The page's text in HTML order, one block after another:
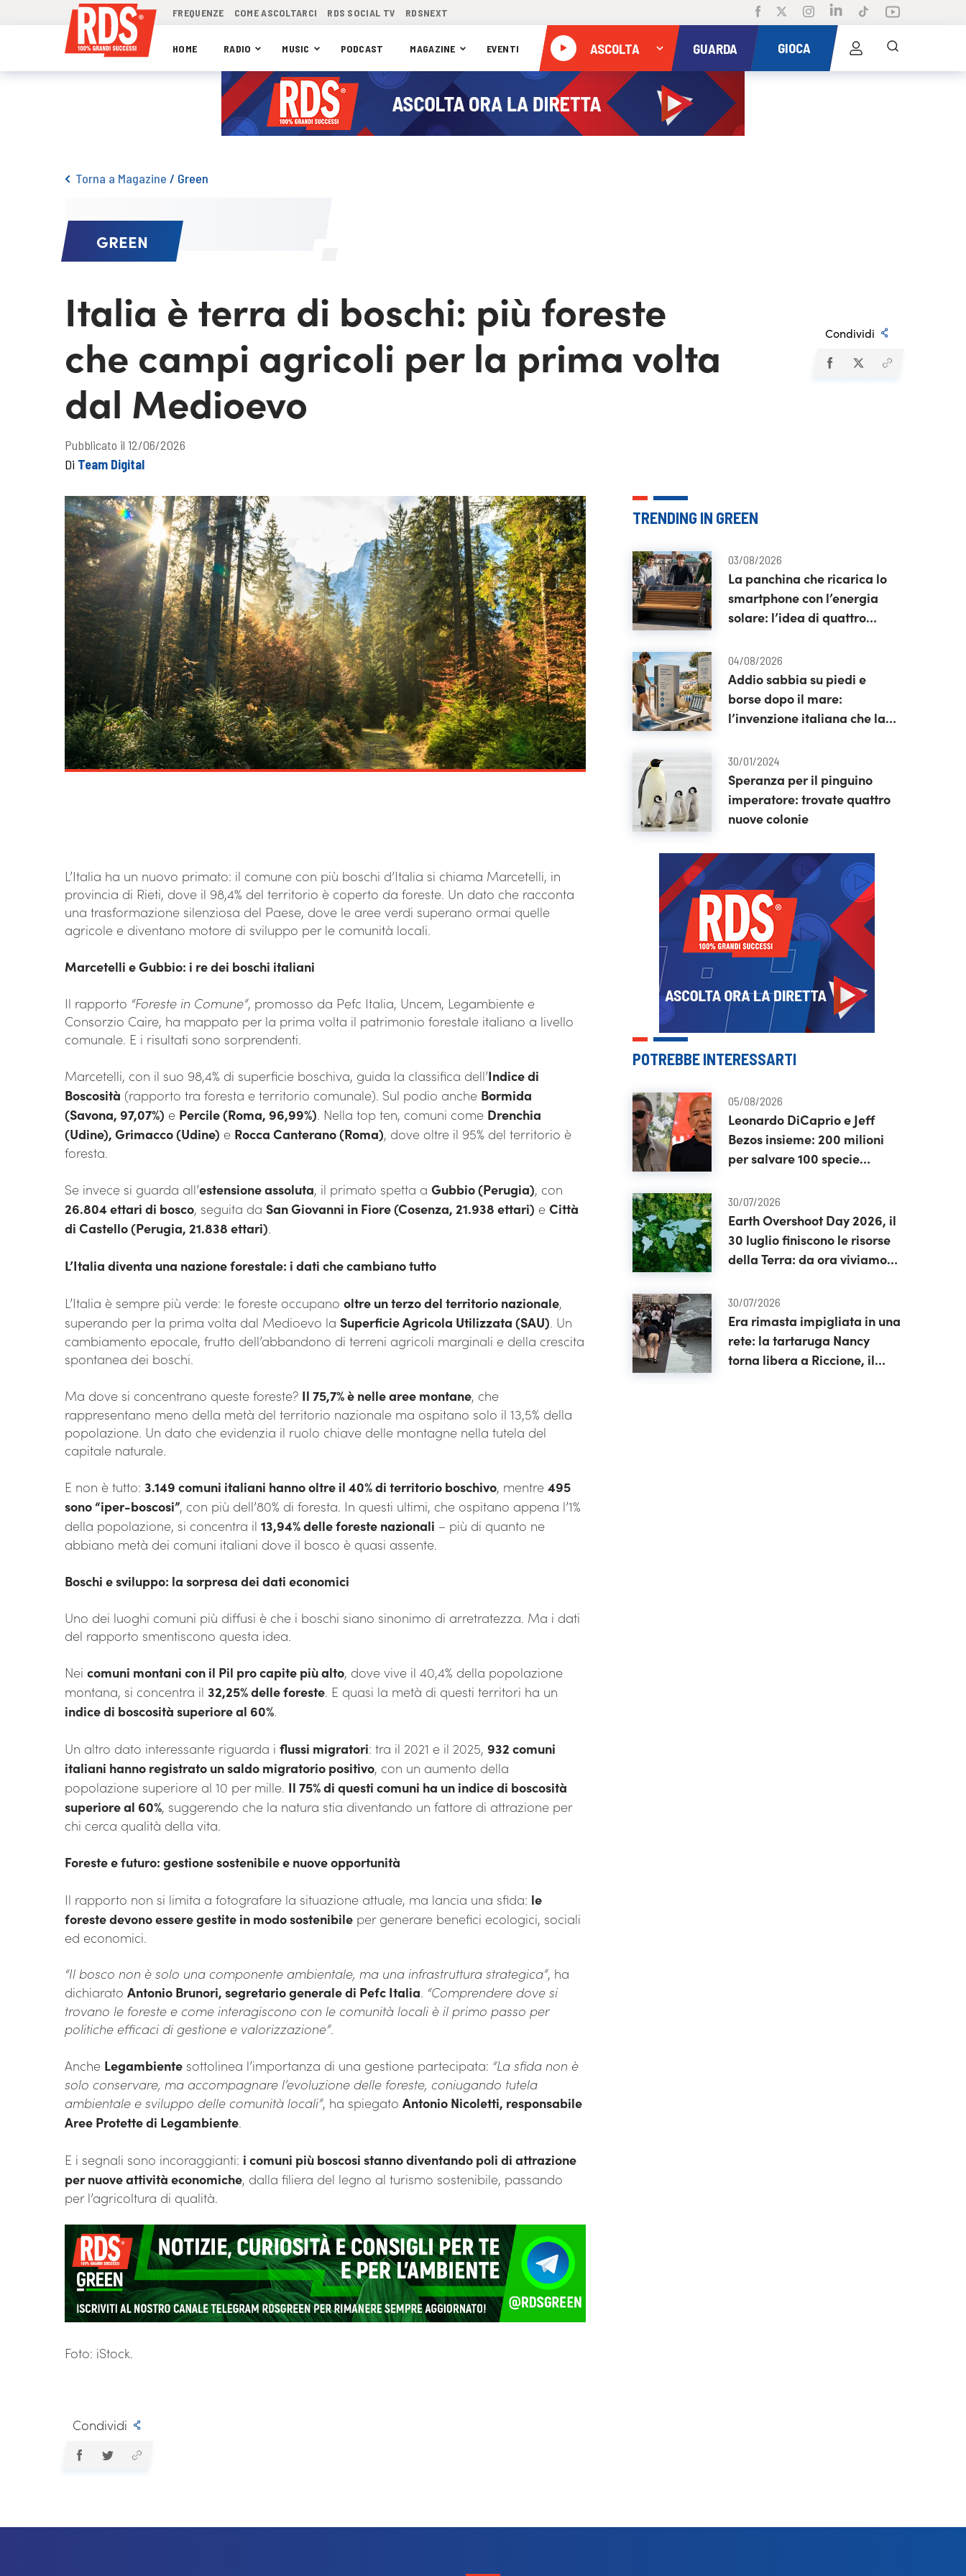
FREQUENZE COME ASCOLTARCI RDS SOCIAL TV RDSNEXT
HOME RADIO MUSIC PODCAST MAGAZINE EVENTI ASCOLTA GUARDA GIOCA
Torna a Magazine / Green
GREEN
Italia è terra di boschi: più foreste
che campi agricoli per la prima volta
dal Medioevo
Condividi
Pubblicato il 12/06/2026
Di Team Digital
L’Italia ha un nuovo primato: il comune con più boschi d’Italia si chiama Marcetelli, in
provincia di Rieti, dove il 98,4% del territorio è coperto da foreste. Un dato che racconta
una trasformazione silenziosa del Paese, dove le aree verdi superano ormai quelle
agricole e diventano motore di sviluppo per le comunità locali.
Marcetelli e Gubbio: i re dei boschi italiani
Il rapporto “Foreste in Comune”, promosso da Pefc Italia, Uncem, Legambiente e
Consorzio Caire, ha mappato per la prima volta il patrimonio forestale italiano a livello
comunale. E i risultati sono sorprendenti.
Marcetelli, con il suo 98,4% di superficie boschiva, guida la classifica dell’Indice di
Boscosità (rapporto tra foresta e territorio comunale). Sul podio anche Bormida
(Savona, 97,07%) e Percile (Roma, 96,99%). Nella top ten, comuni come Drenchia
(Udine), Grimacco (Udine) e Rocca Canterano (Roma), dove oltre il 95% del territorio è
foresta.
Se invece si guarda all’estensione assoluta, il primato spetta a Gubbio (Perugia), con
26.804 ettari di bosco, seguita da San Giovanni in Fiore (Cosenza, 21.938 ettari) e Città
di Castello (Perugia, 21.838 ettari).
L’Italia diventa una nazione forestale: i dati che cambiano tutto
L’Italia è sempre più verde: le foreste occupano oltre un terzo del territorio nazionale,
superando per la prima volta dal Medioevo la Superficie Agricola Utilizzata (SAU). Un
cambiamento epocale, frutto dell’abbandono di terreni agricoli marginali e della crescita
spontanea dei boschi.
Ma dove si concentrano queste foreste? Il 75,7% è nelle aree montane, che
rappresentano meno della metà del territorio nazionale ma ospitano solo il 13,5% della
popolazione. Un dato che evidenzia il ruolo chiave delle montagne nella tutela del
capitale naturale.
E non è tutto: 3.149 comuni italiani hanno oltre il 40% di territorio boschivo, mentre 495
sono “iper-boscosi”, con più dell’80% di foresta. In questi ultimi, che ospitano appena l’1%
della popolazione, si concentra il 13,94% delle foreste nazionali – più di quanto ne
abbiano metà dei comuni italiani dove il bosco è quasi assente.
Boschi e sviluppo: la sorpresa dei dati economici
Uno dei luoghi comuni più diffusi è che i boschi siano sinonimo di arretratezza. Ma i dati
del rapporto smentiscono questa idea.
Nei comuni montani con il Pil pro capite più alto, dove vive il 40,4% della popolazione
montana, si concentra il 32,25% delle foreste. E quasi la metà di questi territori ha un
indice di boscosità superiore al 60%.
Un altro dato interessante riguarda i flussi migratori: tra il 2021 e il 2025, 932 comuni
italiani hanno registrato un saldo migratorio positivo, con un aumento della
popolazione superiore al 10 per mille. Il 75% di questi comuni ha un indice di boscosità
superiore al 60%, suggerendo che la natura stia diventando un fattore di attrazione per
chi cerca qualità della vita.
Foreste e futuro: gestione sostenibile e nuove opportunità
Il rapporto non si limita a fotografare la situazione attuale, ma lancia una sfida: le
foreste devono essere gestite in modo sostenibile per generare benefici ecologici, sociali
ed economici.
“Il bosco non è solo una componente ambientale, ma una infrastruttura strategica”, ha
dichiarato Antonio Brunori, segretario generale di Pefc Italia. “Comprendere dove si
trovano le foreste e come interagiscono con le comunità locali è il primo passo per
politiche efficaci di gestione e valorizzazione”.
Anche Legambiente sottolinea l’importanza di una gestione partecipata: “La sfida non è
solo conservare, ma accompagnare l’evoluzione delle foreste, coniugando tutela
ambientale e sviluppo delle comunità locali”, ha spiegato Antonio Nicoletti, responsabile
Aree Protette di Legambiente.
E i segnali sono incoraggianti: i comuni più boscosi stanno diventando poli di attrazione
per nuove attività economiche, dalla filiera del legno al turismo sostenibile, passando
per l’agricoltura di qualità.
Foto: iStock.
Condividi
TRENDING IN GREEN
03/08/2026
La panchina che ricarica lo
smartphone con l’energia
solare: l’idea di quattro
04/08/2026
Addio sabbia su piedi e
borse dopo il mare:
l’invenzione italiana che la
30/01/2024
Speranza per il pinguino
imperatore: trovate quattro
nuove colonie
POTREBBE INTERESSARTI
05/08/2026
Leonardo DiCaprio e Jeff
Bezos insieme: 200 milioni
per salvare 100 specie
30/07/2026
Earth Overshoot Day 2026, il
30 luglio finiscono le risorse
della Terra: da ora viviamo
30/07/2026
Era rimasta impigliata in una
rete: la tartaruga Nancy
torna libera a Riccione, il